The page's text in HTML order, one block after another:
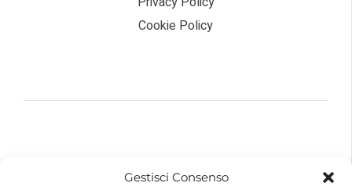
Gestisci Consenso
Cookie Policy